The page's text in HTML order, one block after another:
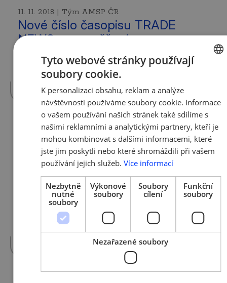
11. 11. 2018 | Tým AMSP ČR
Nové číslo časopisu TRADE
NEWS se zaměřením na
teritorium Ruské federace
...vícevíce »
18. 10. 2018 | Tým AMSP ČR
Malé firmy zažijí digitální
tsunami - nový projekt pro rok
2019 představen
Využívání aplikací v maloobchodě. Drony v
řemesle a v zemědělství. Robotizace malého
průmyslu. Textující dobytek. Sdílené služby…
více »
Tyto webové stránky používají
soubory cookie.
K personalizaci obsahu, reklam a analýze
návštěvnosti používáme soubory cookie. Informace
o vašem používání našich stránek také sdílíme s
našimi reklamními a analytickými partnery, kteří je
mohou kombinovat s dalšími informacemi, které
jste jim poskytli nebo které shromáždili při vašem
používání jejich služeb. Více informací
Nezbytně
nutné
soubory
Výkonové
soubory
Soubory
cílení
Funkční
soubory
Nezařazené soubory